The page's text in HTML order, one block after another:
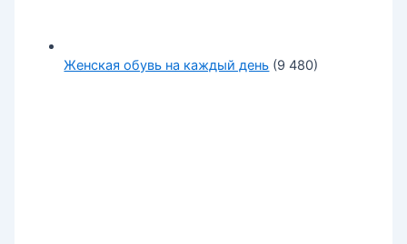
Женская обувь на каждый день (9 480)